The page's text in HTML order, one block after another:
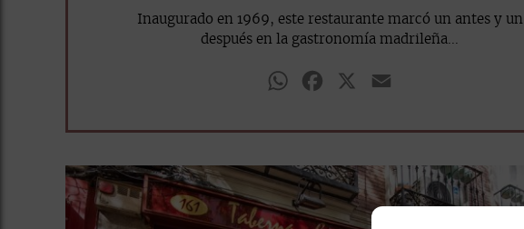
Inaugurado en 1969, este restaurante marcó un antes y un
después en la gastronomía madrileña...
WhatsAppFacebook